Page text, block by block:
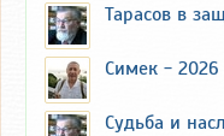
Тарасов в
Симек - 2026
Судьба и